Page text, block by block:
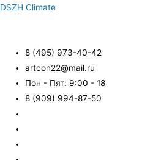
DSZH Climate
8 (495) 973-40-42
artcon22@mail.ru
Пон - Пят: 9:00 - 18
8 (909) 994-87-50